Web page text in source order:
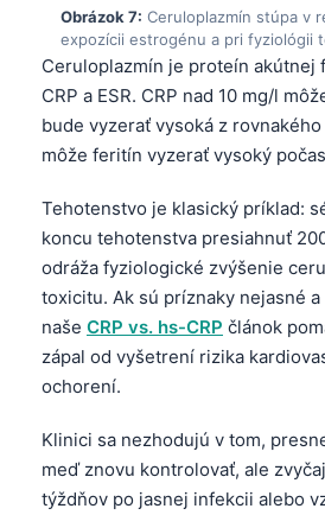
Obrázok 7: Ceruloplazmín stúpa v
expozícii estrogénu a pri fyziológii
Ceruloplazmín je proteín akútnej
CRP a ESR. CRP nad 10 mg/l
bude vyzerať vysoká z
môže feritín vyzerať vysoký
Tehotenstvo je klasický príklad:
koncu tehotenstva presiahnuť
odráža fyziologické zvýšenie
toxicitu. Ak sú príznaky nejasné a
naše CRP vs. hs-CRP článok
zápal od vyšetrení rizika
ochorení.
Klinici sa nezhodujú v tom,
meď znovu kontrolovať, ale
týždňov po jasnej infekcii alebo
Slovenščina
Magyar
বাংলা
اردو
मराठी
తెలుగు
ಕನ್ನಡ
മലയാളം
Bahasa Melayu
Tiếng Việt